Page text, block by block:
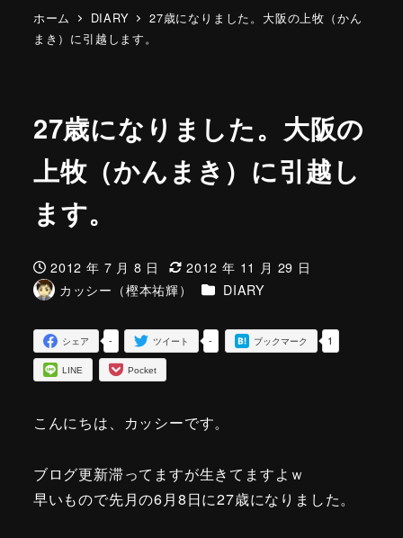
ホーム DIARY
27歳になりました。大阪の上牧（かん
まき）に引越します。
27歳になりました。大阪の
上牧（かんまき）に引越し
ます。
投稿日
2012 年 7 月 8 日
更新日
2012 年 11 月 29 日
著
カッシー（樫本祐輝） カテゴリー
DIARY
-
シェア -
ツイート 1
ブックマーク
LINE Pocket
こんにちは、カッシーです。
ブログ更新滞ってますが生きてますよｗ
早いもので先月の6月8日に27歳になりました。